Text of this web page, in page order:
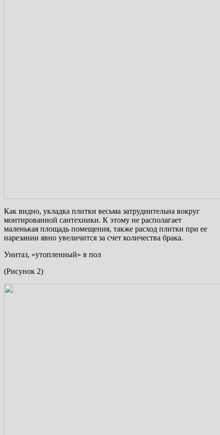
Как видно, укладка плитки весьма затруднительна вокруг
монтированной сантехники. К этому не располагает
маленькая площадь помещения, также расход плитки при ее
нарезании явно увеличится за счет количества брака.
Унитаз, «утопленный» в пол
(Рисунок 2)